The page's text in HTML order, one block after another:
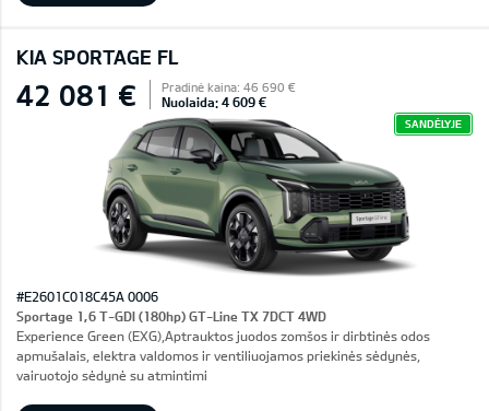
KIA SPORTAGE FL
42 081 € Pradinė kaina: 46 690 €
Nuolaida: 4 609 €
SANDĖLYJE
#E2601C018C45A 0006
Sportage 1,6 T-GDI (180hp) GT-Line TX 7DCT 4WD
Experience Green (EXG),Aptrauktos juodos zomšos ir dirbtinės odos
apmušalais, elektra valdomos ir ventiliuojamos priekinės sėdynės,
vairuotojo sėdynė su atmintimi